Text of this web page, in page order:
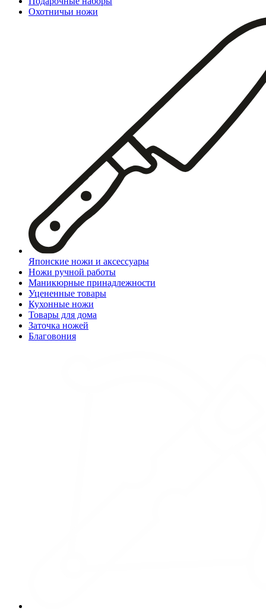
Охотничьи ножи
Японские ножи и аксессуары
Ножи ручной работы
Маникюрные принадлежности
Уцененные товары
Кухонные ножи
Товары для дома
Заточка ножей
Благовония